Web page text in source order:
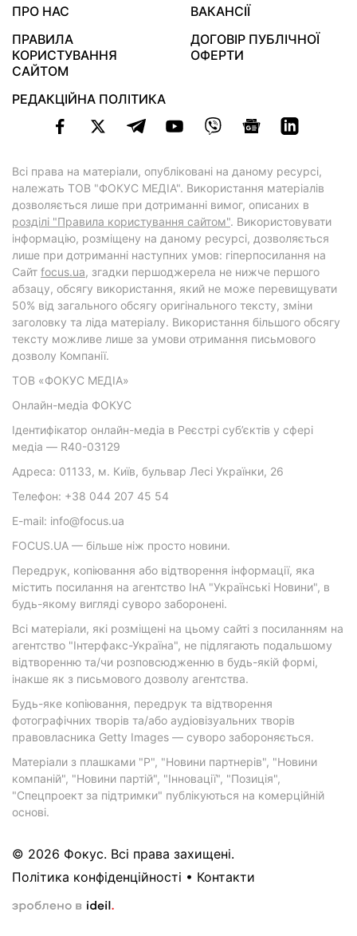
ПРО НАС
ВАКАНСІЇ
ПРАВИЛА
КОРИСТУВАННЯ
САЙТОМ
ДОГОВІР ПУБЛІЧНОЇ
ОФЕРТИ
РЕДАКЦІЙНА ПОЛІТИКА
Всі права на матеріали, опубліковані на даному ресурсі,
належать ТОВ "ФОКУС МЕДІА". Використання матеріалів
дозволяється лише при дотриманні вимог, описаних в
розділі "Правила користування сайтом". Використовувати
інформацію, розміщену на даному ресурсі, дозволяється
лише при дотриманні наступних умов: гіперпосилання на
Cайт focus.ua, згадки першоджерела не нижче першого
абзацу, обсягу використання, який не може перевищувати
50% від загального обсягу оригінального тексту, зміни
заголовку та ліда матеріалу. Використання більшого обсягу
тексту можливе лише за умови отримання письмового
дозволу Компанії.
ТОВ «ФОКУС МЕДІА»
Онлайн-медіа ФОКУС
Ідентифікатор онлайн-медіа в Реєстрі суб’єктів у сфері
медіа — R40-03129
Адреса: 01133, м. Київ, бульвар Лесі Українки, 26
Телефон: +38 044 207 45 54
E-mail: info@focus.ua
FOCUS.UA — більше ніж просто новини.
Передрук, копіювання або відтворення інформації, яка
містить посилання на агентство ІнА "Українські Новини", в
будь-якому вигляді суворо заборонені.
Всі матеріали, які розміщені на цьому сайті з посиланням на
агентство "Інтерфакс-Україна", не підлягають подальшому
відтворенню та/чи розповсюдженню в будь-якій формі,
інакше як з письмового дозволу агентства.
Будь-яке копіювання, передрук та відтворення
фотографічних творів та/або аудіовізуальних творів
правовласника Getty Images — суворо забороняється.
Матеріали з плашками "Р", "Новини партнерів", "Новини
компаній", "Новини партій", "Інновації", "Позиція",
"Спецпроект за підтримки" публікуються на комерційній
основі.
© 2026 Фокус. Всі права захищені.
Політика конфіденційності • Контакти